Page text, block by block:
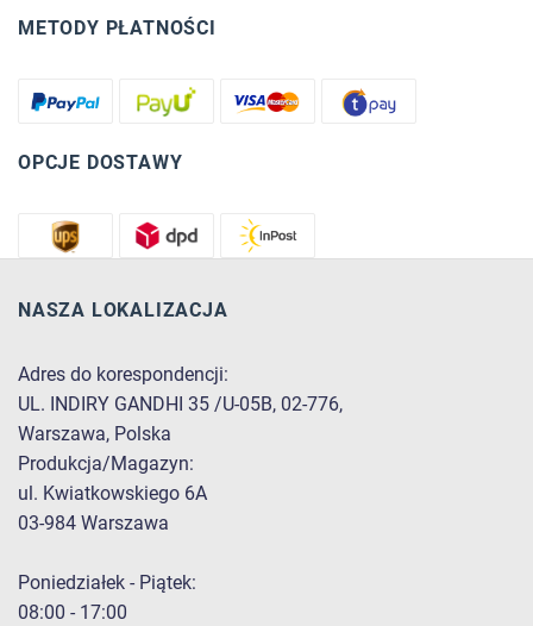
METODY PŁATNOŚCI
OPCJE DOSTAWY
NASZA LOKALIZACJA
Adres do korespondencji:
UL. INDIRY GANDHI 35 /U-05B, 02-776,
Warszawa, Polska
Produkcja/Magazyn:
ul. Kwiatkowskiego 6A
03-984 Warszawa
Poniedziałek - Piątek:
08:00 - 17:00